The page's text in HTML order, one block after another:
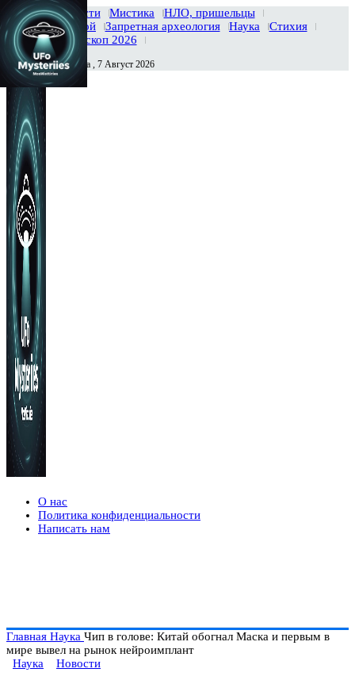
Главная Новости Мистика
НЛО, пришельцы
Тайны вселенной
Запретная археология Наука
Стихия
История
Гороскоп 2026
Сегодня Пятница , 7 Август 2026
О нас
Политика конфиденциальности
Написать нам
Главная Наука Чип в голове: Китай обогнал Маска и первым в
мире вывел на рынок нейроимплант
Наука
Новости